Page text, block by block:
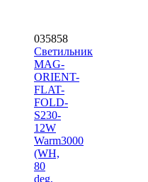
035858
Светильник
MAG-
ORIENT-
FLAT-
FOLD-
S230-
12W
Warm3000
(WH,
80
deg,